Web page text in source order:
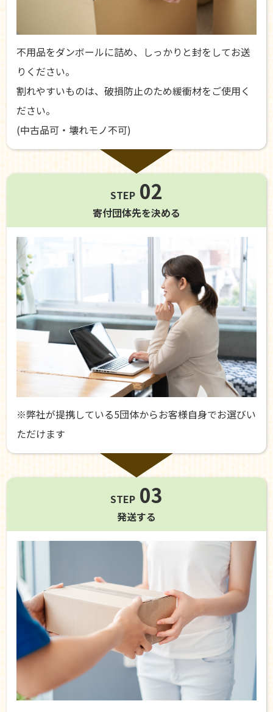
不用品をダンボールに詰め、しっかりと封をしてお送
りください。
割れやすいものは、破損防止のため緩衝材をご使用く
ださい。
(中古品可・壊れモノ不可)
STEP 02
寄付団体先を決める
※弊社が提携している5団体からお客様自身でお選びい
ただけます
STEP 03
発送する